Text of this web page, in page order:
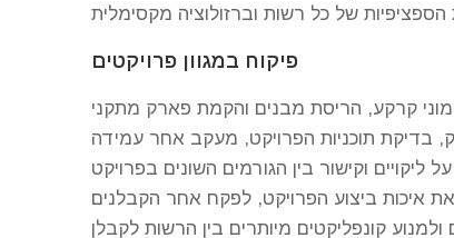
פיקוח במגוון פרויקטים
קרקע, הריסת מבנים והקמת פארק מתקני
בדיקת תוכניות הפרויקט, מעקב אחר עמידה
איכות ביצוע הפרויקט, לפקח אחר הקבלנים